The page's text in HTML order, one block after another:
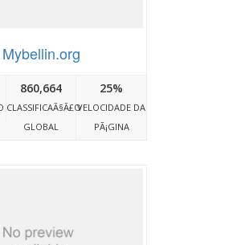
Mybellin.org
860,664
CLASSIFICAÃ§Ã£O
GLOBAL
25%
VELOCIDADE DA
PÃ¡GINA